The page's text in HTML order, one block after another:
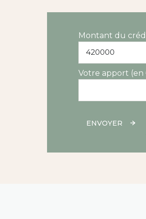
Montant du
Votre apport (en
ENVOYER